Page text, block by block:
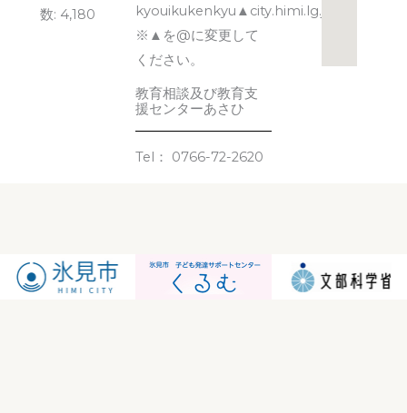
数: 4,180
kyouikukenkyu▲city.himi.lg.jp
※▲を@に変更して
ください。
教育相談及び教育支
援センターあさひ
Tel： 0766-72-2620